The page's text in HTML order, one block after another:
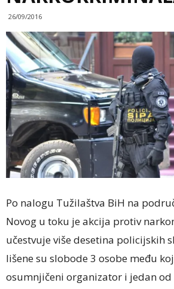
26/09/2016
Po nalogu Tužilaštva BiH na
Novog u toku je akcija protiv
učestvuje više desetina policijskih
lišene su slobode 3 osobe među
osumnjičeni organizator i jedan